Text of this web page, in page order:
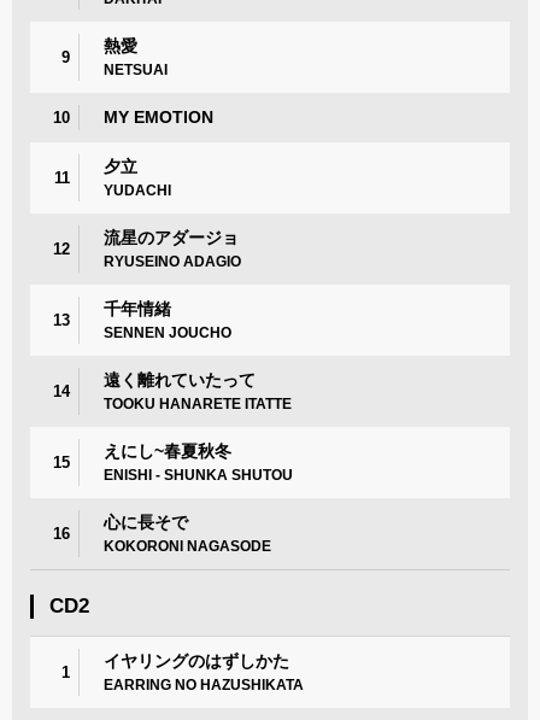
9
熱愛
NETSUAI
10 MY EMOTION
11
夕立
YUDACHI
12
流星のアダージョ
RYUSEINO ADAGIO
13
千年情緒
SENNEN JOUCHO
14
遠く離れていたって
TOOKU HANARETE ITATTE
15
えにし~春夏秋冬
ENISHI - SHUNKA SHUTOU
16
心に長そで
KOKORONI NAGASODE
CD2
1
イヤリングのはずしかた
EARRING NO HAZUSHIKATA